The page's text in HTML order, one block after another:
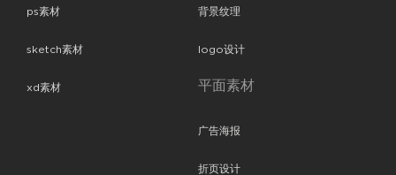
ps素材
sketch素材
xd素材
背景纹理
logo设计
平面素材
广告海报
折页设计